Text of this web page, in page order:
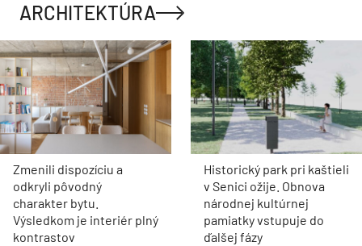
ARCHITEKTÚRA
Zmenili dispozíciu a
odkryli pôvodný
charakter bytu.
Výsledkom je interiér plný
kontrastov
Historický park pri kaštieli
v Senici ožije. Obnova
národnej kultúrnej
pamiatky vstupuje do
ďalšej fázy